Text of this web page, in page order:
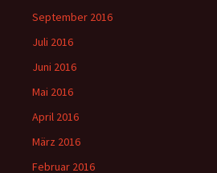
September 2016
Juli 2016
Juni 2016
Mai 2016
April 2016
März 2016
Februar 2016